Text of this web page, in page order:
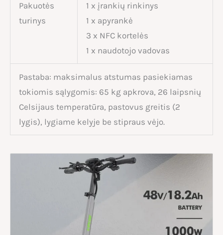
Pakuotės
turinys
1 x įrankių rinkinys
1 x apyrankė
3 x NFC kortelės
1 x naudotojo vadovas
Pastaba: maksimalus atstumas pasiekiamas
tokiomis sąlygomis: 65 kg apkrova, 26 laipsnių
Celsijaus temperatūra, pastovus greitis (2
lygis), lygiame kelyje be stipraus vėjo.